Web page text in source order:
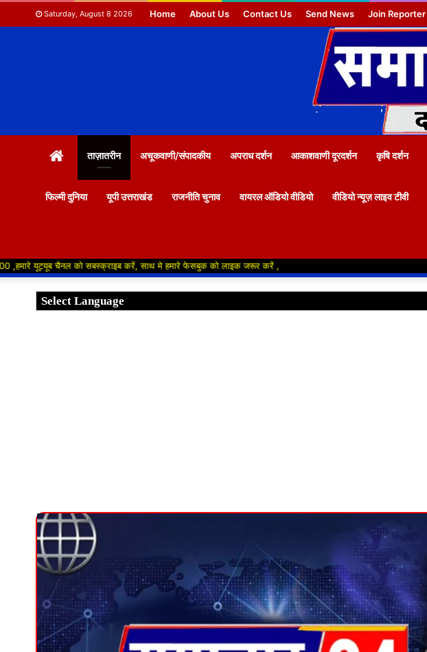
Saturday, August 8 2026 Home About Us Contact Us Send News Join Reporter
HOMEताज़ातरीन अचूकवाणी/संपादकीय अपराध दर्शन आकाशवाणी दूरदर्शन कृषि दर्शन
फिल्मी दुनिया यूपी उत्तराखंड राजनीति चुनाव वायरल ऑडियो वीडियो वीडियो न्यूज़ लाइव टीवी
को सबस्क्राइब करें, साथ मे हमारे फेसबुक को लाइक जरूर करें ,